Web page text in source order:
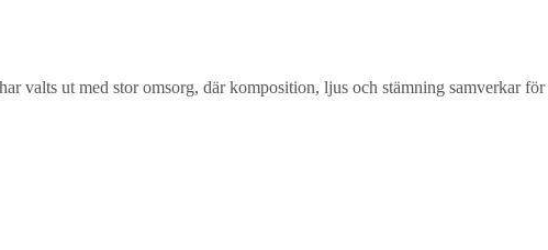
valts ut med stor omsorg, där komposition, ljus och stämning samverkar för